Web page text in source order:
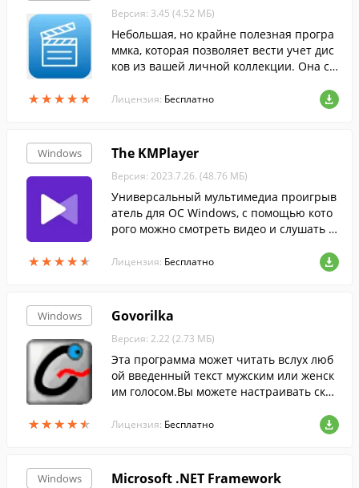
★★★★★
★★★★★
Версия: 3.45 (4.52 МБ)
Небольшая, но крайне полезная програ
ммка, которая позволяет вести учет дис
ков из вашей личной коллекции. Она ст
ех любителей фильмов, и обладателей б
Лицензия: Бесплатно
Windows
★★★★★
★★★★★
The KMPlayer
Версия: 2023.7.26. (48.76 МБ)
Универсальный мультимедиа проигрыв
атель для ОС Windows, с помощью кото
рого можно смотреть видео и слушать м
Лицензия: Бесплатно
Windows
★★★★★
★★★★★
Govorilka
Версия: 2.22 (2.73 МБ)
Эта программа может читать вслух люб
ой введенный текст мужским или женск
им голосом.Вы можете настраивать скор
Лицензия: Бесплатно
Windows Microsoft .NET Framework